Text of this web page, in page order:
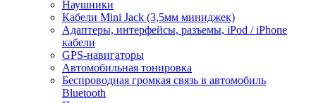
Наушники
Кабели Mini Jack (3,5мм миниджек)
Адаптеры, интерфейсы, разъемы, iPod / iPhone
кабели
GPS-навигаторы
Автомобильная тонировка
Беспроводная громкая связь в автомобиль
Bluetooth